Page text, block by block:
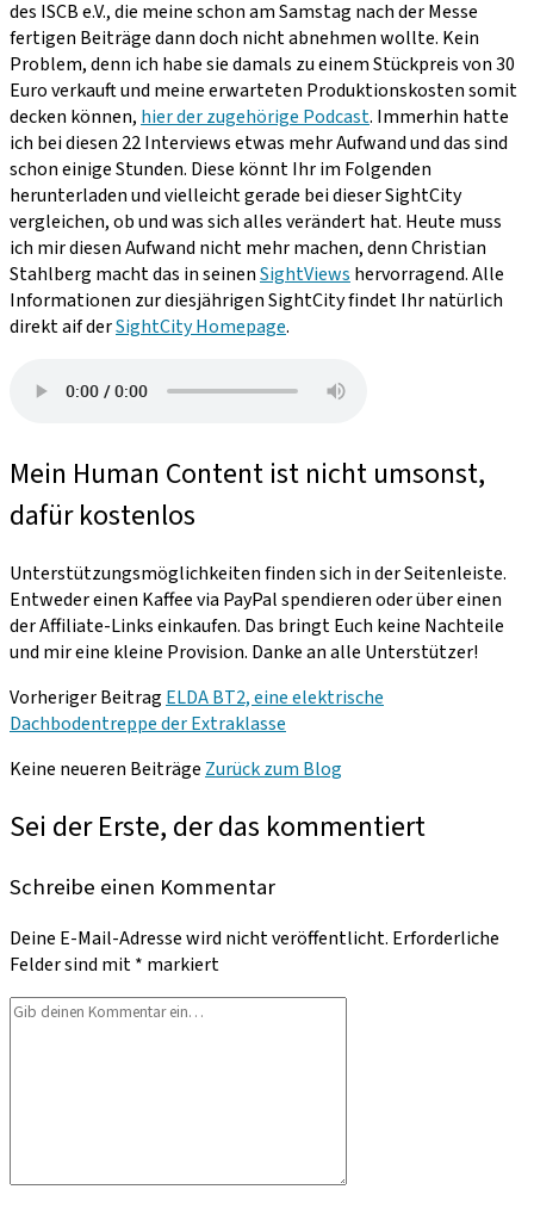
des ISCB e.V., die meine schon am Samstag nach der Messe
fertigen Beiträge dann doch nicht abnehmen wollte. Kein
Problem, denn ich habe sie damals zu einem Stückpreis von 30
Euro verkauft und meine erwarteten Produktionskosten somit
decken können, hier der zugehörige Podcast. Immerhin hatte
ich bei diesen 22 Interviews etwas mehr Aufwand und das sind
schon einige Stunden. Diese könnt Ihr im Folgenden
herunterladen und vielleicht gerade bei dieser SightCity
vergleichen, ob und was sich alles verändert hat. Heute muss
ich mir diesen Aufwand nicht mehr machen, denn Christian
Stahlberg macht das in seinenSightViews hervorragend. Alle
Informationen zur diesjährigen SightCity findet Ihr natürlich
direkt aif derSightCity Homepage.
Mein Human Content ist nicht umsonst,
dafür kostenlos
Unterstützungsmöglichkeiten finden sich in der Seitenleiste.
Entweder einen Kaffee via PayPal spendieren oder über einen
der Affiliate-Links einkaufen. Das bringt Euch keine Nachteile
und mir eine kleine Provision. Danke an alle Unterstützer!
Vorheriger Beitrag ELDA BT2, eine elektrische
Dachbodentreppe der Extraklasse
Keine neueren Beiträge Zurück zum Blog
Sei der Erste, der das kommentiert
Schreibe einen Kommentar
Deine E-Mail-Adresse wird nicht veröffentlicht. Erforderliche
Felder sind mit* markiert
Dein